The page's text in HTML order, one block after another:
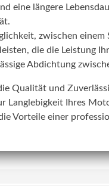
eine längere
zwischen
die die Leistung
Abdichtung
Qualität und
Langlebigkeit Ihres
Vorteile einer